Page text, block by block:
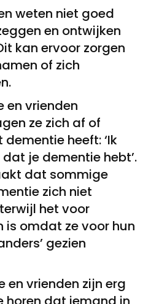
weten niet goed
en ontwijken
kan ervoor zorgen
of zich
en vrienden
ze zich af of
heeft: ‘Ik
je dementie hebt’.
dat sommige
zich niet
het voor
is omdat ze voor hun
gezien
en vrienden zijn erg